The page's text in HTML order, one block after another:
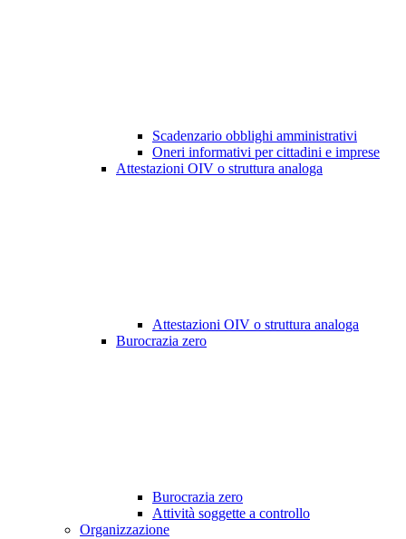
Scadenzario obblighi amministrativi
Oneri informativi per cittadini e imprese
Attestazioni OIV o struttura analoga
Attestazioni OIV o struttura analoga
Burocrazia zero
Burocrazia zero
Attività soggette a controllo
Organizzazione